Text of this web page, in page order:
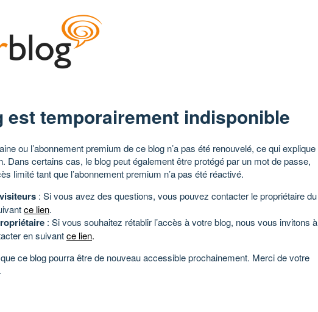
est temporairement indisponible
ou l’abonnement premium de ce blog n’a pas été renouvelé, ce qui explique
Dans certains cas, le blog peut également être protégé par un mot de passe,
limité tant que l’abonnement premium n’a pas été réactivé.
: Si vous avez des questions, vous pouvez contacter le propriétaire du
ce lien.
: Si vous souhaitez rétablir l’accès à votre blog, nous vous invitons à
en suivantce lien.
ce blog pourra être de nouveau accessible prochainement. Merci de votre